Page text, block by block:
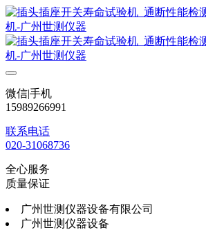
微信|手机
15989266991
联系电话
020-31068736
全心服务
质量保证
广州世测仪器设备有限公司
广州世测仪器设备